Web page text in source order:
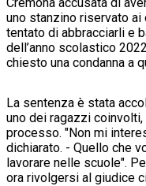
uno stanzino riservato
tentato di abbracciarli e
dell’anno scolastico
chiesto una condanna a
La sentenza è stata
uno dei ragazzi
processo. "Non mi
dichiarato. - Quello che
lavorare nelle scuole".
ora rivolgersi al giudice